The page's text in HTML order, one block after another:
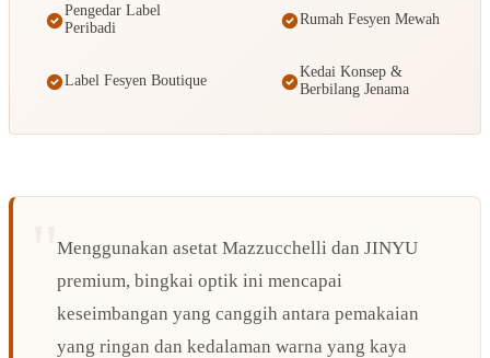
Pengedar Label
Peribadi
Rumah Fesyen Mewah
Label Fesyen Boutique
Kedai Konsep &
Berbilang Jenama
Menggunakan asetat Mazzucchelli dan JINYU
premium, bingkai optik ini mencapai
keseimbangan yang canggih antara pemakaian
yang ringan dan kedalaman warna yang kaya